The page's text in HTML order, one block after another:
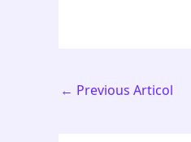
← Previous Articol